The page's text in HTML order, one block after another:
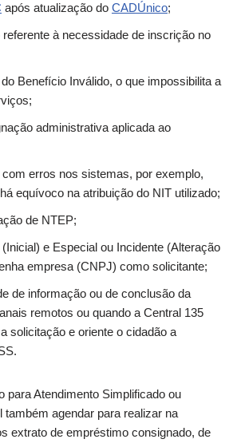
após atualização do CADÚnico;
à necessidade de inscrição no
Benefício Inválido, o que impossibilita a
administrativa aplicada ao
erros nos sistemas, por exemplo,
equívoco na atribuição do NIT utilizado;
de NTEP;
e Especial ou Incidente (Alteração
empresa (CNPJ) como solicitante;
de informação ou de conclusão da
remotos ou quando a Central 135
solicitação e oriente o cidadão a
para Atendimento Simplificado ou
agendar para realizar na
extrato de empréstimo consignado, de